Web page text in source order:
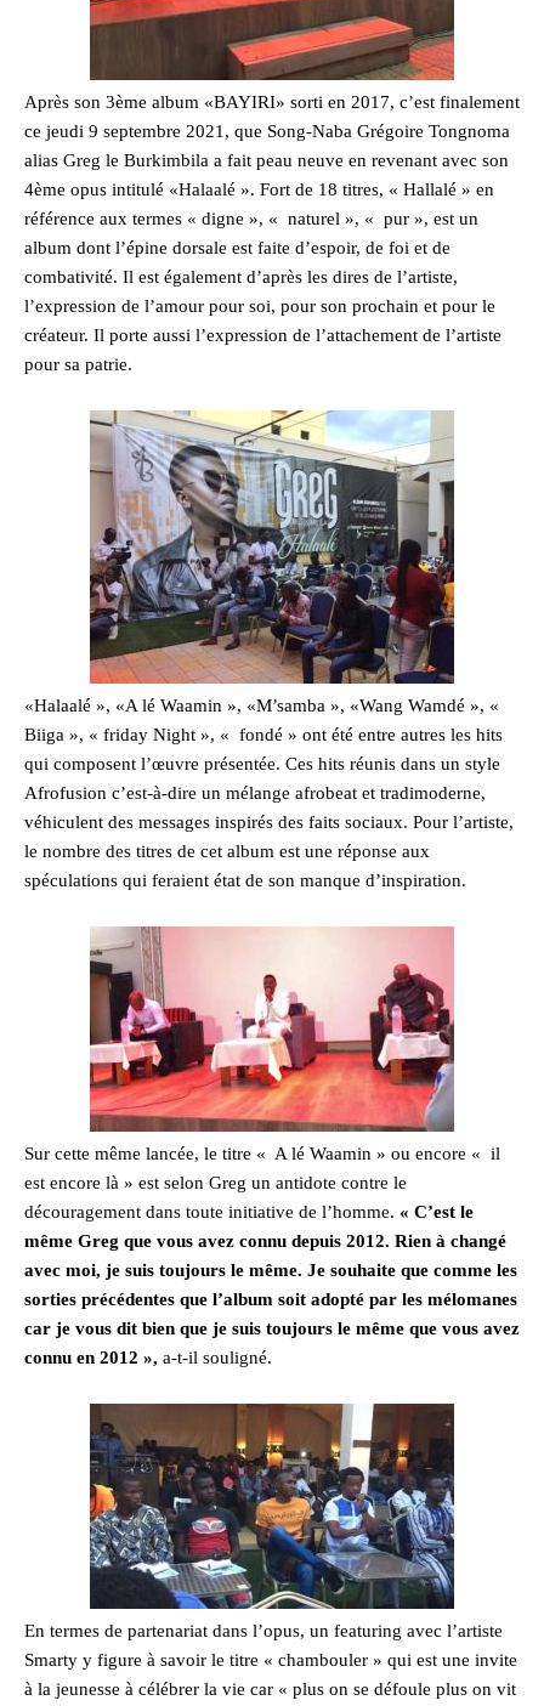
Après son 3ème album «BAYIRI» sorti en 2017, c’est finalement
ce jeudi 9 septembre 2021, que Song-Naba Grégoire Tongnoma
alias Greg le Burkimbila a fait peau neuve en revenant avec son
4ème opus intitulé «Halaalé ». Fort de 18 titres, « Hallalé » en
référence aux termes « digne », « naturel », « pur », est un
album dont l’épine dorsale est faite d’espoir, de foi et de
combativité. Il est également d’après les dires de l’artiste,
l’expression de l’amour pour soi, pour son prochain et pour le
créateur. Il porte aussi l’expression de l’attachement de l’artiste
pour sa patrie.
«Halaalé », «A lé Waamin », «M’samba », «Wang Wamdé », «
Biiga », « friday Night », « fondé » ont été entre autres les hits
qui composent l’œuvre présentée. Ces hits réunis dans un style
Afrofusion c’est-à-dire un mélange afrobeat et tradimoderne,
véhiculent des messages inspirés des faits sociaux. Pour l’artiste,
le nombre des titres de cet album est une réponse aux
spéculations qui feraient état de son manque d’inspiration.
Sur cette même lancée, le titre « A lé Waamin » ou encore « il
est encore là » est selon Greg un antidote contre le
découragement dans toute initiative de l’homme. « C’est le
même Greg que vous avez connu depuis 2012. Rien à changé
avec moi, je suis toujours le même. Je souhaite que comme les
sorties précédentes que l’album soit adopté par les mélomanes
car je vous dit bien que je suis toujours le même que vous avez
connu en 2012 », a-t-il souligné.
En termes de partenariat dans l’opus, un featuring avec l’artiste
Smarty y figure à savoir le titre « chambouler » qui est une invite
à la jeunesse à célébrer la vie car « plus on se défoule plus on vit